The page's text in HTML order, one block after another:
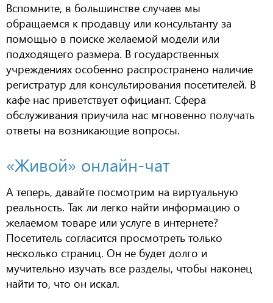
Вспомните, в большинстве случаев мы
обращаемся к продавцу или консультанту за
помощью в поиске желаемой модели или
подходящего размера. В государственных
учреждениях особенно распространено наличие
регистратур для консультирования посетителей. В
кафе нас приветствует официант. Сфера
обслуживания приучила нас мгновенно получать
ответы на возникающие вопросы.
«Живой» онлайн-чат
А теперь, давайте посмотрим на виртуальную
реальность. Так ли легко найти информацию о
желаемом товаре или услуге в интернете?
Посетитель согласится просмотреть только
несколько страниц. Он не будет долго и
мучительно изучать все разделы, чтобы наконец
найти то, что он искал.